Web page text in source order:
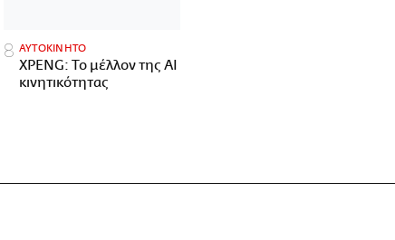
ΑΥΤΟΚΙΝΗΤΟ
XPENG: Το μέλλον της AI
κινητικότητας